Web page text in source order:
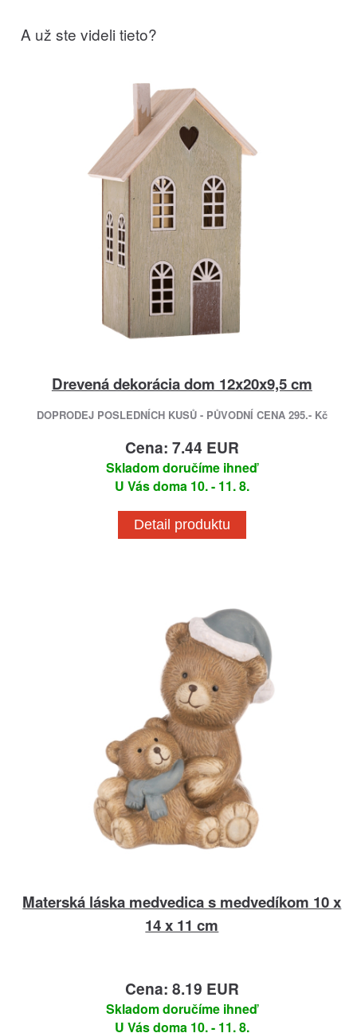
A už ste videli tieto?
Drevená dekorácia dom 12x20x9,5 cm
DOPRODEJ POSLEDNÍCH KUSŮ - PŮVODNÍ CENA 295.- Kč
Cena: 7.44 EUR
Skladom doručíme ihneď
U Vás doma 10. - 11. 8.
Detail produktu
Materská láska medvedica s medvedíkom 10 x
14 x 11 cm
Cena: 8.19 EUR
Skladom doručíme ihneď
U Vás doma 10. - 11. 8.